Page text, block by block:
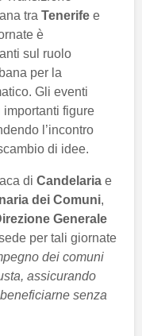
tra Tenerife e
è
sul ruolo
per la
Gli eventi
importanti figure
l’incontro
di idee.
di Candelaria e
dei Comuni,
Generale
per tali giornate
dei comuni
assicurando
senza